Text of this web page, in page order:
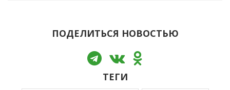
ПОДЕЛИТЬСЯ НОВОСТЬЮ
ТЕГИ